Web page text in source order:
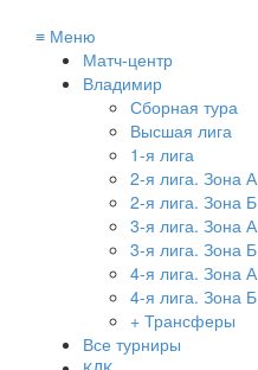
≡ Меню
Матч-центр
Владимир
Сборная тура
Высшая лига
1-я лига
2-я лига. Зона А
2-я лига. Зона Б
3-я лига. Зона А
3-я лига. Зона Б
4-я лига. Зона А
4-я лига. Зона Б
+ Трансферы
Все турниры